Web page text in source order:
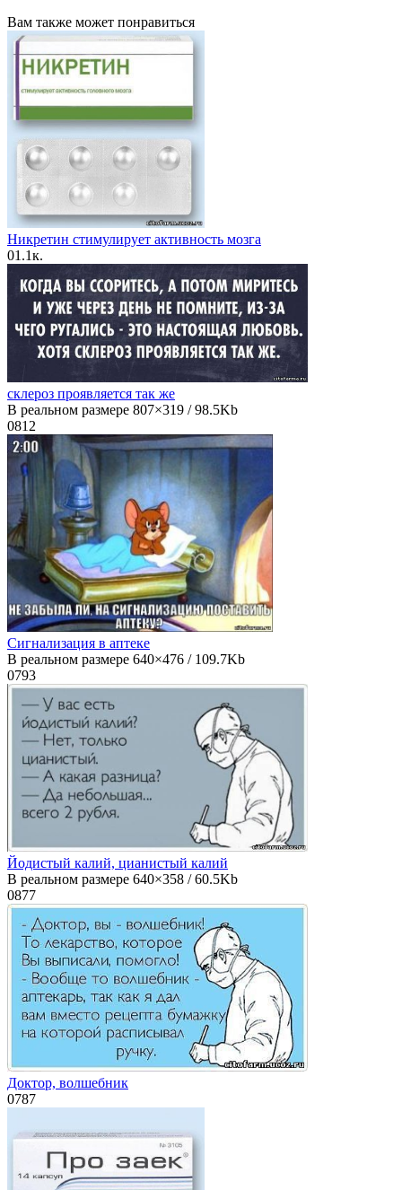
Вам также может понравиться
Никретин стимулирует активность мозга
01.1к.
склероз проявляется так же
В реальном размере 807×319 / 98.5Kb
0812
Сигнализация в аптеке
В реальном размере 640×476 / 109.7Kb
0793
Йодистый калий, цианистый калий
В реальном размере 640×358 / 60.5Kb
0877
Доктор, волшебник
0787